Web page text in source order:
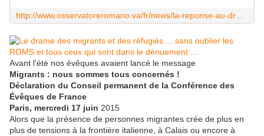
Avant l'été nos évêques avaient lancé le message
Migrants : nous sommes tous concernés !
Déclaration du Conseil permanent de la Conférence des
Évêques de France
Paris, mercredi 17 juin 2015
Alors que la présence de personnes migrantes crée de plus en
plus de tensions à la frontière italienne, à Calais ou encore à